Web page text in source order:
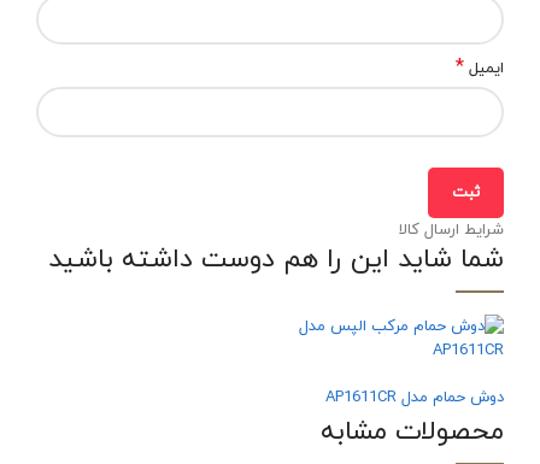
ایمیل *
شرایط ارسال کالا
شما شاید این را هم دوست داشته باشید
دوش حمام مدل AP1611CR
محصولات مشابه